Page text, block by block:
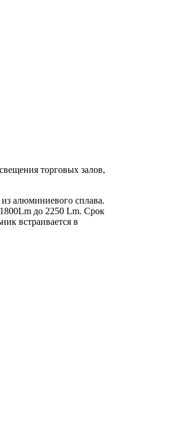
торговых залов,
алюминиевого сплава.
до 2250 Lm. Срок
встраивается в